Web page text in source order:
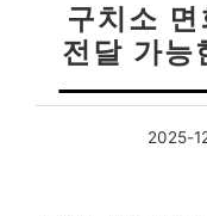
구치소 면
전달 가능
2025-